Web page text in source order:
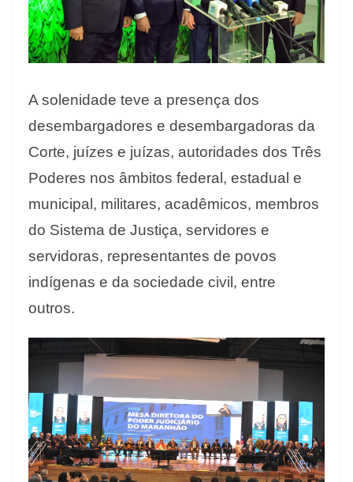
A solenidade teve a presença dos
desembargadores e desembargadoras da
Corte, juízes e juízas, autoridades dos Três
Poderes nos âmbitos federal, estadual e
municipal, militares, acadêmicos, membros
do Sistema de Justiça, servidores e
servidoras, representantes de povos
indígenas e da sociedade civil, entre
outros.